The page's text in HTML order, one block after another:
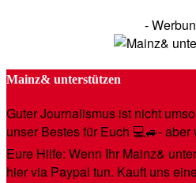
-
Mainz& unterstützen
Guter Journalismus ist nicht
unser Bestes für Euch 💻🚙-
Eure Hilfe: Wenn Ihr Mainz&
hier via Paypal tun. Kauft uns